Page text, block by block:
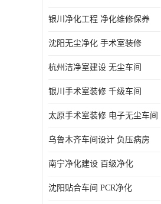
银川净化工程 净化维修保养
沈阳无尘净化 手术室装修
杭州洁净室建设 无尘车间
银川手术室装修 千级车间
太原手术室装修 电子无尘车间
乌鲁木齐车间设计 负压病房
南宁净化建设 百级净化
沈阳贴合车间 PCR净化